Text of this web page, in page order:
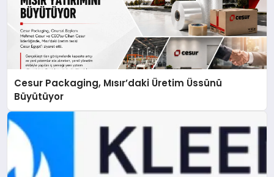
Cesur Packaging, Mısır’daki Üretim Üssünü
Büyütüyor